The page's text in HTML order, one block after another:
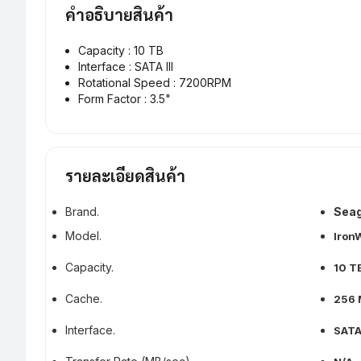
คำอธิบายสินค้า
Capacity : 10 TB
Interface : SATA III
Rotational Speed : 7200RPM
Form Factor : 3.5"
รายละเอียดสินค้า
Brand.
Model.
Capacity. 10
Cache. 256
Interface.